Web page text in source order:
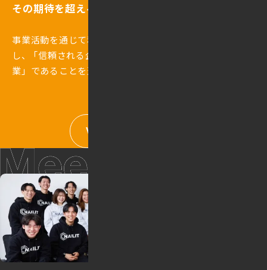
その期待を超える価値を創造し続けます。
事業活動を通じて利益の向上と社会全体の発展に寄与
し、
「信頼される企業」
業」 であることを追求します。
VIEW MORE